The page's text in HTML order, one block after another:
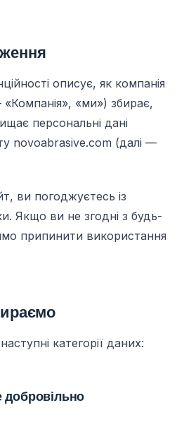
описує, як компанія
«ми») збирає,
персональні дані
novoabrasive.com (далі —
ви погоджуєтесь із
Якщо ви не згодні з будь-
припинити використання
категорії даних:
добровільно